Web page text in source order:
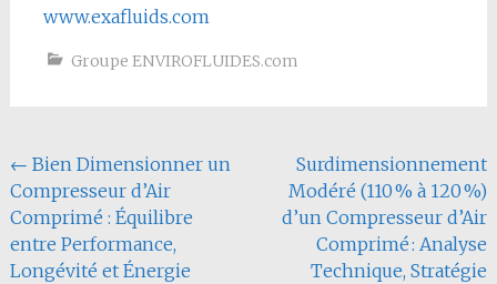
www.exafluids.com
Groupe ENVIROFLUIDES.com
Navigation
de
l'article
← Bien Dimensionner un
Compresseur d’Air
Comprimé : Équilibre
entre Performance,
Longévité et Énergie
Surdimensionnement
Modéré (110 % à 120 %)
d’un Compresseur d’Air
Comprimé : Analyse
Technique, Stratégie